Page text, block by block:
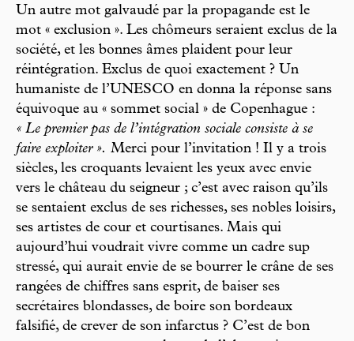
Un autre mot galvaudé par la propagande est le
mot « exclusion ». Les chômeurs seraient exclus de la
société, et les bonnes âmes plaident pour leur
réintégration. Exclus de quoi exactement ? Un
humaniste de l’UNESCO en donna la réponse sans
équivoque au « sommet social » de Copenhague :
« Le premier pas de l’intégration sociale consiste à se
faire exploiter ». Merci pour l’invitation ! Il y a trois
siècles, les croquants levaient les yeux avec envie
vers le château du seigneur ; c’est avec raison qu’ils
se sentaient exclus de ses richesses, ses nobles loisirs,
ses artistes de cour et courtisanes. Mais qui
aujourd’hui voudrait vivre comme un cadre sup
stressé, qui aurait envie de se bourrer le crâne de ses
rangées de chiffres sans esprit, de baiser ses
secrétaires blondasses, de boire son bordeaux
falsifié, de crever de son infarctus ? C’est de bon